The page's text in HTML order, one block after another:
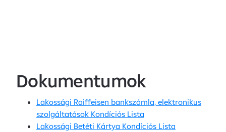
Dokumentumok
Lakossági Raiffeisen bankszámla, elektronikus
szolgáltatások Kondíciós Lista
Lakossági Betéti Kártya Kondíciós Lista